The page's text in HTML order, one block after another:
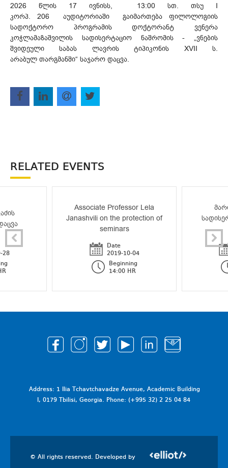
2026 წლის 17 ივნისს, 13:00 სთ. თსუ I
კორპ. 206 აუდიტორიაში გაიმართება ფილოლოგიის
სადოქტორო პროგრამის დოქტორანტ ვენერა
კოჭლამაზაშვილის სადისერტაციო ნაშრომის - „ვნების
შვიდეული საბას ლავრის ტიპიკონის XVII ს.
არაბულ თარგმანში“ საჯარო დაცვა.
RELATED EVENTS
28
Associate Professor Lela
Janashvili on the protection of
seminars
Date
2019-10-04
Beginning
14:00 HR
Address: 1 Ilia Tchavtchavadze Avenue, Academic Building
I, 0179 Tbilisi, Georgia. Phone: (+995 32) 2 25 04 84
© All rights reserved. Developed by